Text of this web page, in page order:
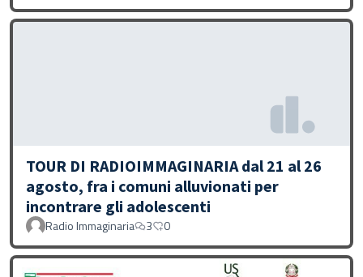
TOUR DI RADIOIMMAGINARIA dal 21 al 26
agosto, fra i comuni alluvionati per
incontrare gli adolescenti
Radio Immaginaria 3 0